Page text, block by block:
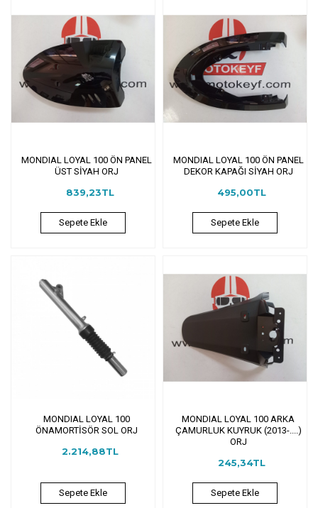
MONDIAL LOYAL 100 ÖN PANEL
ÜST SİYAH ORJ
839,23TL
Sepete Ekle
MONDIAL LOYAL 100 ÖN PANEL
DEKOR KAPAĞI SİYAH ORJ
495,00TL
Sepete Ekle
MONDIAL LOYAL 100
ÖNAMORTİSÖR SOL ORJ
2.214,88TL
Sepete Ekle
MONDIAL LOYAL 100 ARKA
ÇAMURLUK KUYRUK (2013-....)
ORJ
245,34TL
Sepete Ekle